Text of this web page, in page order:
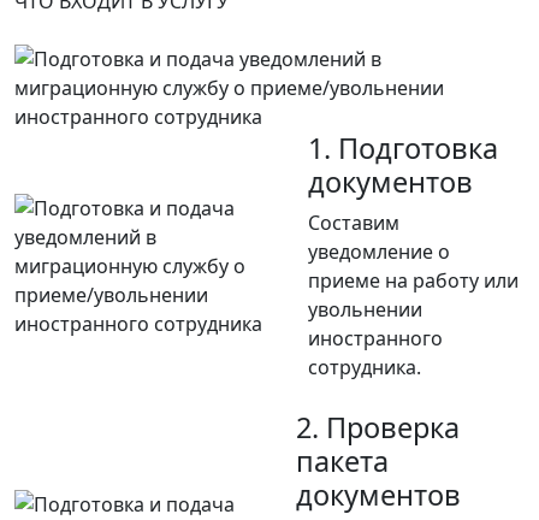
1. Подготовка
документов
Составим
уведомление о
приеме на работу или
увольнении
иностранного
сотрудника.
2. Проверка
пакета
документов